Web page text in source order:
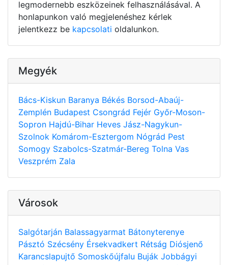
legmodernebb eszközeinek felhasználásával. A
honlapunkon való megjelenéshez kérlek
jelentkezz be kapcsolati oldalunkon.
Megyék
Bács-Kiskun Baranya Békés Borsod-Abaúj-
Zemplén Budapest Csongrád Fejér Győr-Moson-
Sopron Hajdú-Bihar Heves Jász-Nagykun-
Szolnok Komárom-Esztergom Nógrád Pest
Somogy Szabolcs-Szatmár-Bereg Tolna Vas
Veszprém Zala
Városok
Salgótarján Balassagyarmat Bátonyterenye
Pásztó Szécsény Érsekvadkert Rétság Diósjenő
Karancslapujtő Somoskőújfalu Buják Jobbágyi